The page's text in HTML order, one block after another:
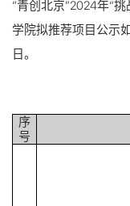
“青创北京”2024年“
学院拟推荐项目公示
日。
序
号